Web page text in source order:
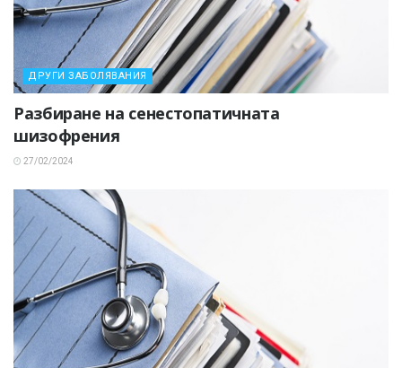
ДРУГИ ЗАБОЛЯВАНИЯ
Разбиране на сенестопатичната
шизофрения
27/02/2024